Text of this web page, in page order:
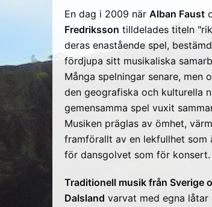
En dag i 2009 när Alban Faust
Fredriksson tilldelades titeln
deras enastående spel,
fördjupa sitt musikaliska
Många spelningar senare, men
den geografiska och kulturella
gemensamma spel vuxit
Musiken präglas av ömhet,
framförallt av en lekfullhet som
för dansgolvet som för konsert.
Traditionell musik från Sverige
Dalsland varvat med egna